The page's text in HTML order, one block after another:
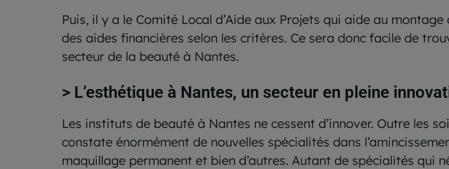
Puis, il y a le Comité Local d’Aide aux Projets qui aide au
des aides financières selon les critères. Ce sera donc facile de
secteur de la beauté à Nantes.
> L’esthétique à Nantes, un secteur en pleine
Les instituts de beauté à Nantes ne cessent d’innover. Outre les
constate énormément de nouvelles spécialités dans
maquillage permanent et bien d’autres. Autant de spécialités qui